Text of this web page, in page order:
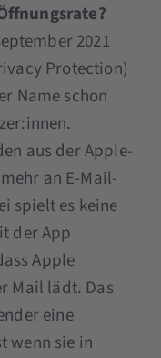
2021
Protection)
Name schon
aus der Apple-
an E-Mail-
spielt es keine
der App
Apple
Mail lädt. Das
eine
wenn sie in